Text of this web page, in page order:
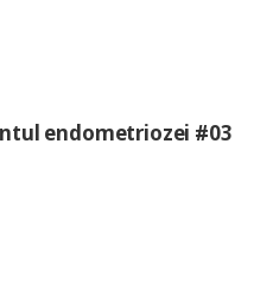
endometriozei #03